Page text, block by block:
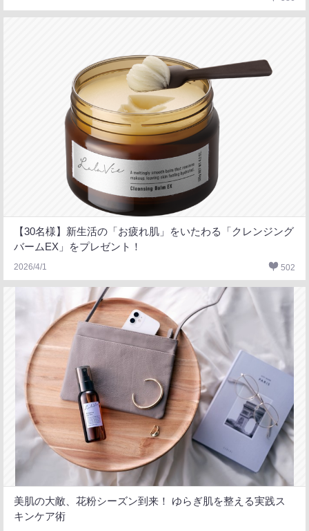
【30名様】新生活の「お疲れ肌」をいたわる「クレンジング
バームEX」をプレゼント！
2026/4/1 502
美肌の大敵、花粉シーズン到来！ ゆらぎ肌を整える実践ス
キンケア術